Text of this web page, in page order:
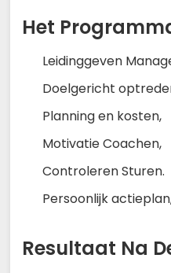
Het
Leidinggeven
Doelgericht
Planning en kosten,
Motivatie Coachen,
Controleren Sturen.
Persoonlijk
Resultaat Na